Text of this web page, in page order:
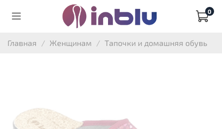
0
Главная Женщинам Тапочки и домашняя обувь